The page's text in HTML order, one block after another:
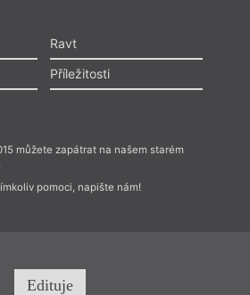
Ravt
Příležitosti
můžete zapátrat na našem starém
pomoci, napište nám!
Edituje